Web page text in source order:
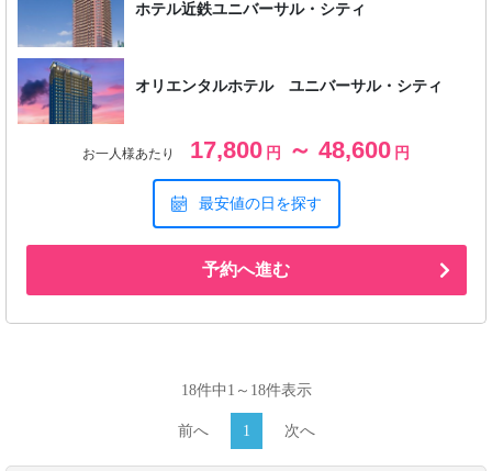
ホテル近鉄ユニバーサル・シティ
オリエンタルホテル ユニバーサル・シティ
お一人様あたり 17,800 円 ～ 48,600 円
最安値の日を探す
予約へ進む
18件中1～18件表示
前へ 1 次へ